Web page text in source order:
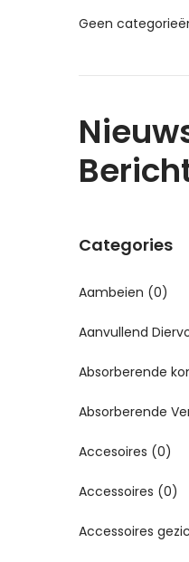
Geen
Categories
Aambeien (0)
Aanvullend
Absorberende
Absorberende
Accesoires (0)
Accessoires (0)
Accessoires